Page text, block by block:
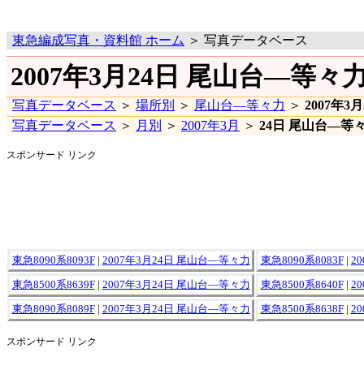
東急編成写真・資料館 ホーム ＞ 写真データベース
2007年3月24日 尾山台―等々
写真データベース ＞ 場所別 ＞ 尾山台―等々力 ＞ 2007年3
写真データベース ＞ 月別 ＞ 2007年3月 ＞ 24日 尾山台―等
スポンサード リンク
東急8090系8093F| 2007年3月24日 尾山台―等々力 東急8090系8083F|
東急8500系8639F| 2007年3月24日 尾山台―等々力 東急8500系8640F|
東急8090系8089F| 2007年3月24日 尾山台―等々力 東急8500系8638F|
スポンサード リンク